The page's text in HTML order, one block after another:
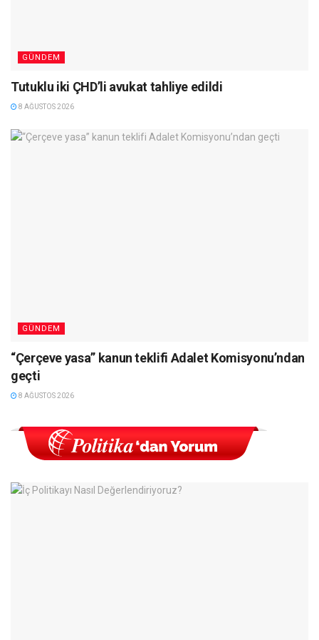
GÜNDEM
Tutuklu iki ÇHD’li avukat tahliye edildi
8 AĞUSTOS 2026
GÜNDEM
“Çerçeve yasa” kanun teklifi Adalet Komisyonu’ndan
geçti
8 AĞUSTOS 2026